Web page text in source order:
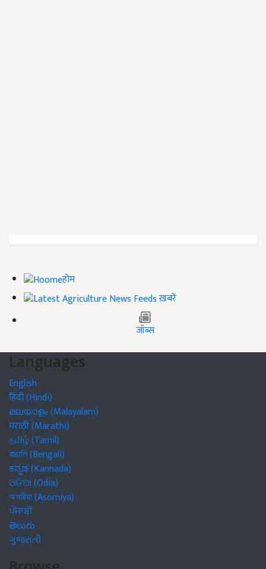
होम
ख़बरें
जॉब्स
Languages
English
हिंदी (Hindi)
മലയാളം (Malayalam)
मराठी (Marathi)
தமிழ் (Tamil)
বাঙালি (Bengali)
ಕನ್ನಡ (Kannada)
ଓଡିଆ (Odia)
অসমীয়া (Asomiya)
ਪੰਜਾਬੀ
తెలుగు
ગુજરાતી